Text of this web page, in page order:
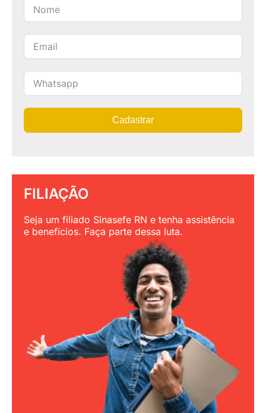
Cadastrar
FILIAÇÃO
Seja um filiado Sinasefe RN e tenha assistência
e benefícios. Faça parte dessa luta.